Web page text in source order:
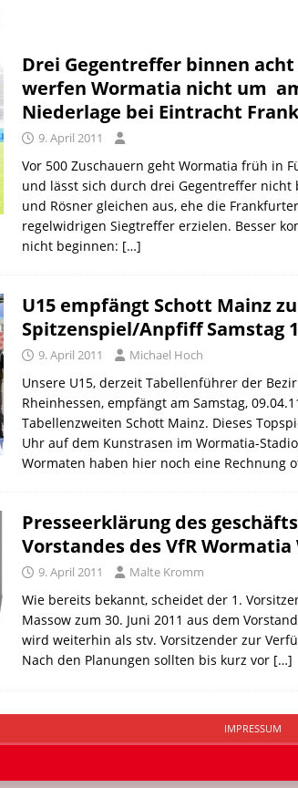
Drei Gegentreffer binnen
werfen Wormatia nicht um 
Niederlage bei Eintracht
9. April 2011
Vor 500 Zuschauern geht Wormatia früh in
und lässt sich durch drei Gegentreffer nicht
und Rösner gleichen aus, ehe die
regelwidrigen Siegtreffer erzielen. Besser
nicht beginnen: […]
U15 empfängt Schott Mainz
Spitzenspiel/Anpfiff Samstag
9. April 2011 Michael Hoch
Unsere U15, derzeit Tabellenführer der
Rheinhessen, empfängt am Samstag,
Tabellenzweiten Schott Mainz. Dieses
Uhr auf dem Kunstrasen im Wormatia-
Wormaten haben hier noch eine Rechnung
Presseerklärung des
Vorstandes des VfR Wormatia
9. April 2011 Malte Kromm
Wie bereits bekannt, scheidet der 1.
Massow zum 30. Juni 2011 aus dem Vorstand
wird weiterhin als stv. Vorsitzender zur
Nach den Planungen sollten bis kurz vor […]
IMPRESSUM